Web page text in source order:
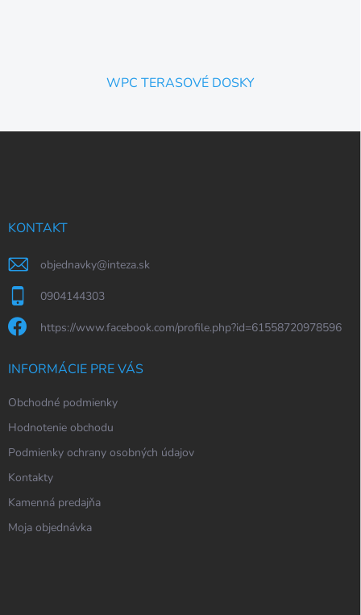
WPC TERASOVÉ DOSKY
Z
KONTAKT
objednavky@inteza.sk
0904144303
https://www.facebook.com/profile.php?id=61558720978596
INFORMÁCIE PRE VÁS
Obchodné podmienky
Hodnotenie obchodu
Podmienky ochrany osobných údajov
Kontakty
Kamenná predajňa
Moja objednávka